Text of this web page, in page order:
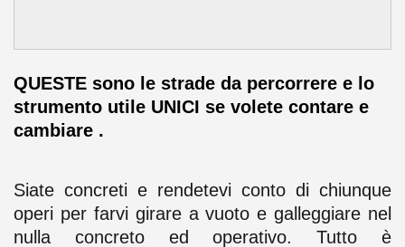
QUESTE sono le strade da percorrere e lo
strumento utile UNICI se volete contare e
cambiare .
Siate concreti e rendetevi conto di chiunque
operi per farvi girare a vuoto e galleggiare nel
nulla concreto ed operativo. Tutto è